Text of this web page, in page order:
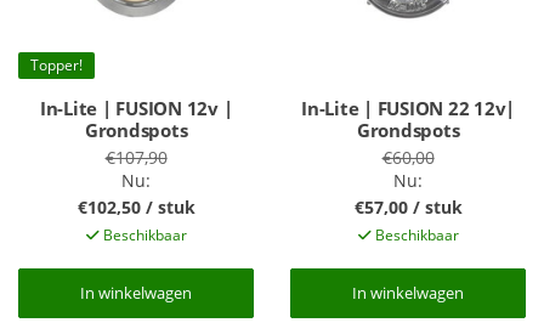
Topper!
In-Lite | FUSION 12v |
Grondspots
€107,90
Nu:
€102,50 / stuk
Beschikbaar
In winkelwagen
In winkelwagen
In-Lite | FUSION 22 12v|
Grondspots
€60,00
Nu:
€57,00 / stuk
Beschikbaar
In winkelwagen
In winkelwagen